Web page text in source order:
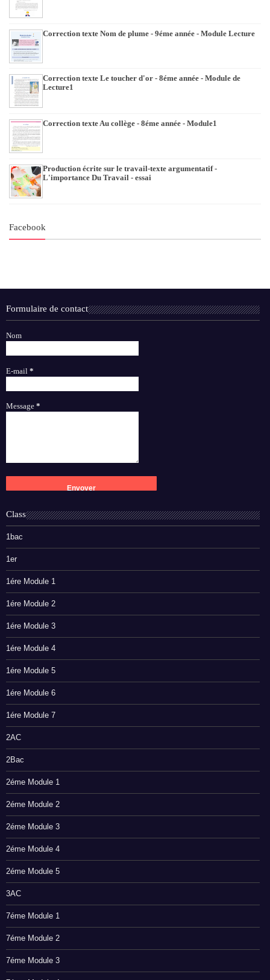
Correction texte Nom de plume - 9éme année - Module Lecture
Correction texte Le toucher d'or - 8éme année - Module de
Lecture1
Correction texte Au collège - 8éme année - Module1
Production écrite sur le travail-texte argumentatif -
L'importance Du Travail - essai
Facebook
Formulaire de contact
Nom
E-mail *
Message *
Class
1bac
1er
1ére Module 1
1ére Module 2
1ére Module 3
1ére Module 4
1ére Module 5
1ére Module 6
1ére Module 7
2AC
2Bac
2éme Module 1
2éme Module 2
2éme Module 3
2éme Module 4
2éme Module 5
3AC
7éme Module 1
7éme Module 2
7éme Module 3